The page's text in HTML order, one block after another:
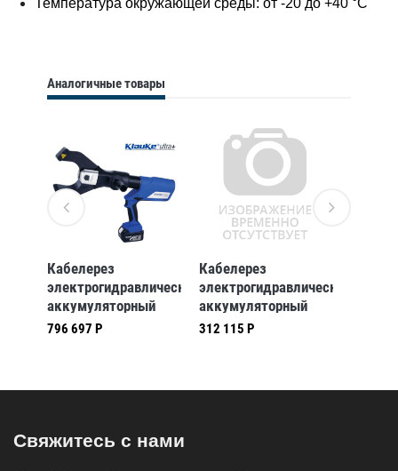
Температура окружающей среды: от -20 до +40 °C
Аналогичные товары
Кабелерез
электрогидравлический
аккумуляторный
Klauke до 105 мм
796 697 Р
Кабелерез
электрогидравлический
аккумуляторный
Klauke esg25cl, для
312 115 Р
Свяжитесь с нами